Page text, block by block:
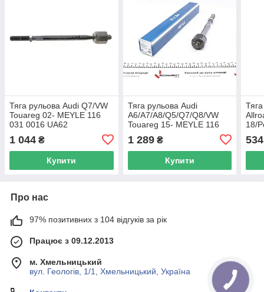
Тяга рульова Audi Q7/VW
Touareg 02- MEYLE 116
031 0016 UA62
1 044 ₴
Купити
Тяга рульова Audi
A6/A7/A8/Q5/Q7/Q8/VW
Touareg 15- MEYLE 116
1 289₴
Купити
18/
534
Про нас
97% позитивних з 104 відгуків за рік
Працює з 09.12.2013
м. Хмельницький
вул. Геологів, 1/1, Хмельницький, Україна